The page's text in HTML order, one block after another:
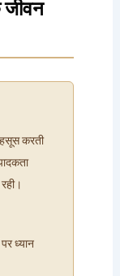
जीवन
करती
ध्यान